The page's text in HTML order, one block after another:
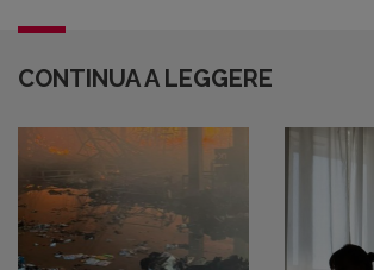
CONTINUA A LEGGERE